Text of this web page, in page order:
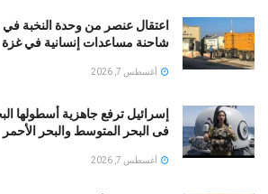
اعتقال عنصر من وحدة النخبة في
شاحنة مساعدات إنسانية في غزة
أغسطس 7, 2026
إسرائيل ترفع جاهزية أسطولها
فى البحر المتوسط والبحر الأحمر
أغسطس 7, 2026